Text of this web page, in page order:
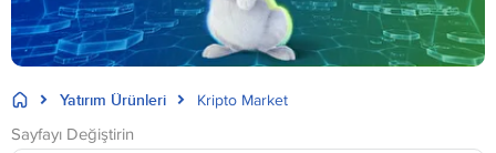
Yatırım Ürünleri Kripto Market
Sayfayı Değiştirin